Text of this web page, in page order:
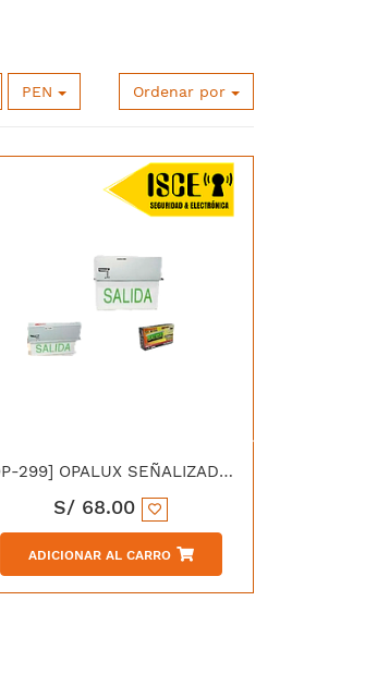
PEN Ordenar por
[OP-299] OPALUX SEÑALIZADOR EMERGENCIA ACRILICO SALIDA LED 220V
S/ 68.00
ADICIONAR AL CARRO